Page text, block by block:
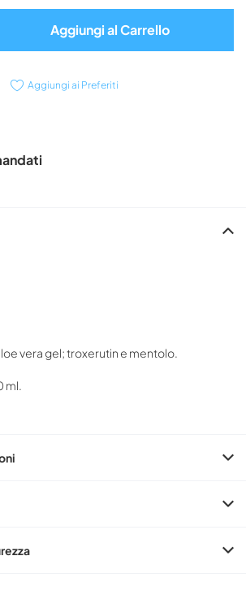
Aggiungi al Carrello
Aggiungi ai Preferiti
vera gel; troxerutin e mentolo.
ml.